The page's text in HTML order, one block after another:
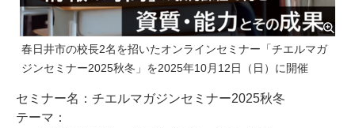
春日井市の校長2名を招いたオンラインセミナー「チエルマガ
ジンセミナー2025秋冬」を2025年10月12日（日）に開催
セミナー名：チエルマガジンセミナー2025秋冬
テーマ：